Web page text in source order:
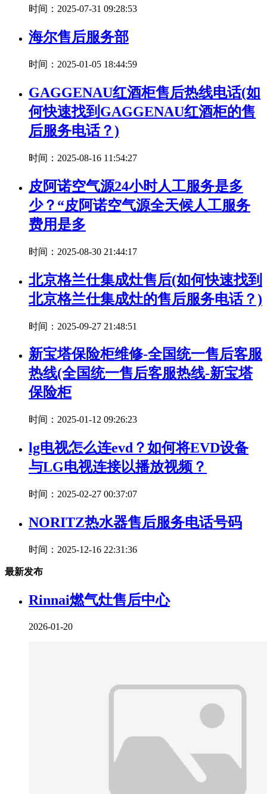
时间：2025-07-31 09:28:53
海尔售后服务部
时间：2025-01-05 18:44:59
GAGGENAU红酒柜售后热线电话(如
何快速找到GAGGENAU红酒柜的售
后服务电话？)
时间：2025-08-16 11:54:27
皮阿诺空气源24小时人工服务是多
少？“皮阿诺空气源全天候人工服务
费用是多
时间：2025-08-30 21:44:17
北京格兰仕集成灶售后(如何快速找到
北京格兰仕集成灶的售后服务电话？)
时间：2025-09-27 21:48:51
新宝塔保险柜维修-全国统一售后客服
热线(全国统一售后客服热线-新宝塔
保险柜
时间：2025-01-12 09:26:23
lg电视怎么连evd？如何将EVD设备
与LG电视连接以播放视频？
时间：2025-02-27 00:37:07
NORITZ热水器售后服务电话号码
时间：2025-12-16 22:31:36
最新发布
Rinnai燃气灶售后中心
2026-01-20